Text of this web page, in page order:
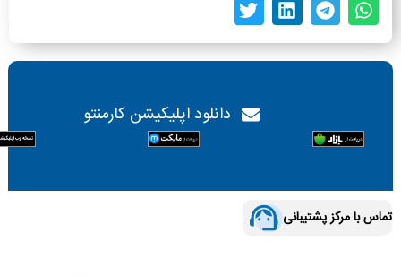
دانلود اپلیکیشن کارمنتو
تماس با مرکز پشتیبانی